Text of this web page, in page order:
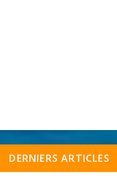
DERNIERS ARTICLES